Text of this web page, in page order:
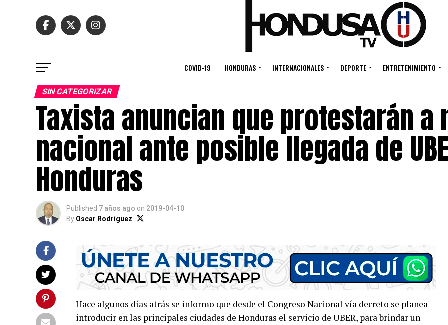
COVID-19 HONDURAS INTERNACIONALES DEPORTE ENTRETENIMIENTO
SIN CATEGORIZAR
Taxista anuncian que protestarán a
nacional ante posible llegada de
Honduras
Published 7 años ago on 2019-04-10
By Oscar Rodríguez
Hace algunos días atrás se informo que desde el Congreso Nacional vía decreto se planea
introducir en las principales ciudades de Honduras el servicio de UBER, para brindar un